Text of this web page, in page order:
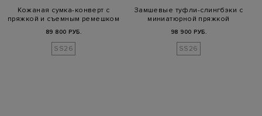
Кожаная сумка-конверт с
пряжкой и съемным ремешком
89 800 РУБ.
SS26
Замшевые туфли-слингбэки с
миниатюрной пряжкой
98 900 РУБ.
SS26